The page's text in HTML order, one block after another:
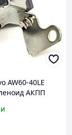
AW60-40LE
АКПП